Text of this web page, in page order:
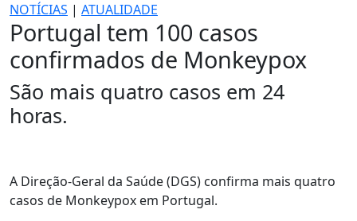
NOTÍCIAS | ATUALIDADE
Portugal tem 100 casos
confirmados de Monkeypox
São mais quatro casos em 24
horas.
A Direção-Geral da Saúde (DGS) confirma mais quatro
casos de Monkeypox em Portugal.